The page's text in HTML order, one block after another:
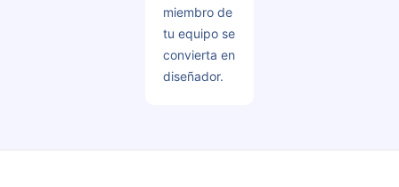
miembro de
tu equipo se
convierta en
diseñador.